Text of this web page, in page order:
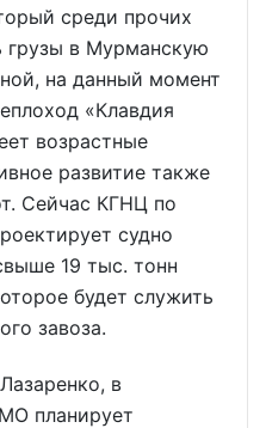
среди прочих
грузы в Мурманскую
на данный момент
«Клавдия
возрастные
развитие также
Сейчас КГНЦ по
судно
19 тыс. тонн
будет служить
завоза.
в
планирует